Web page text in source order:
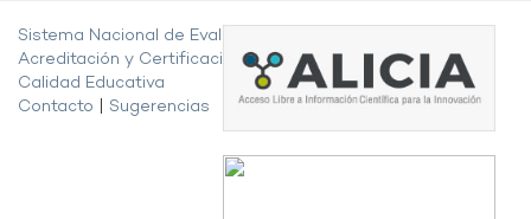
Sistema Nacional de Evaluación,
Acreditación y Certificación de la
Calidad Educativa
Contacto
Sugerencias